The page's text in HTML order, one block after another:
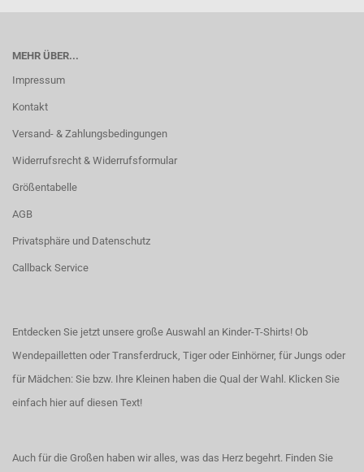
MEHR ÜBER...
Impressum
Kontakt
Versand- & Zahlungsbedingungen
Widerrufsrecht & Widerrufsformular
Größentabelle
AGB
Privatsphäre und Datenschutz
Callback Service
Entdecken Sie jetzt unsere große Auswahl an Kinder-T-Shirts! Ob
Wendepailletten oder Transferdruck, Tiger oder Einhörner, für Jungs oder
für Mädchen: Sie bzw. Ihre Kleinen haben die Qual der Wahl. Klicken Sie
einfach hier auf diesen Text!
Auch für die Großen haben wir alles, was das Herz begehrt. Finden Sie